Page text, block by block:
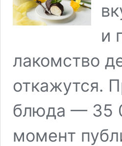
и
лакомство
откажутся.
блюда — 35
момент